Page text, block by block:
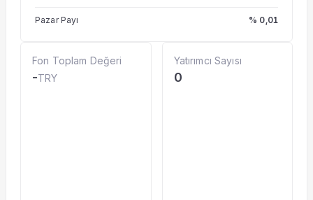
Pazar Payı % 0,01
Fon Toplam Değeri
-TRY
Yatırımcı Sayısı
0